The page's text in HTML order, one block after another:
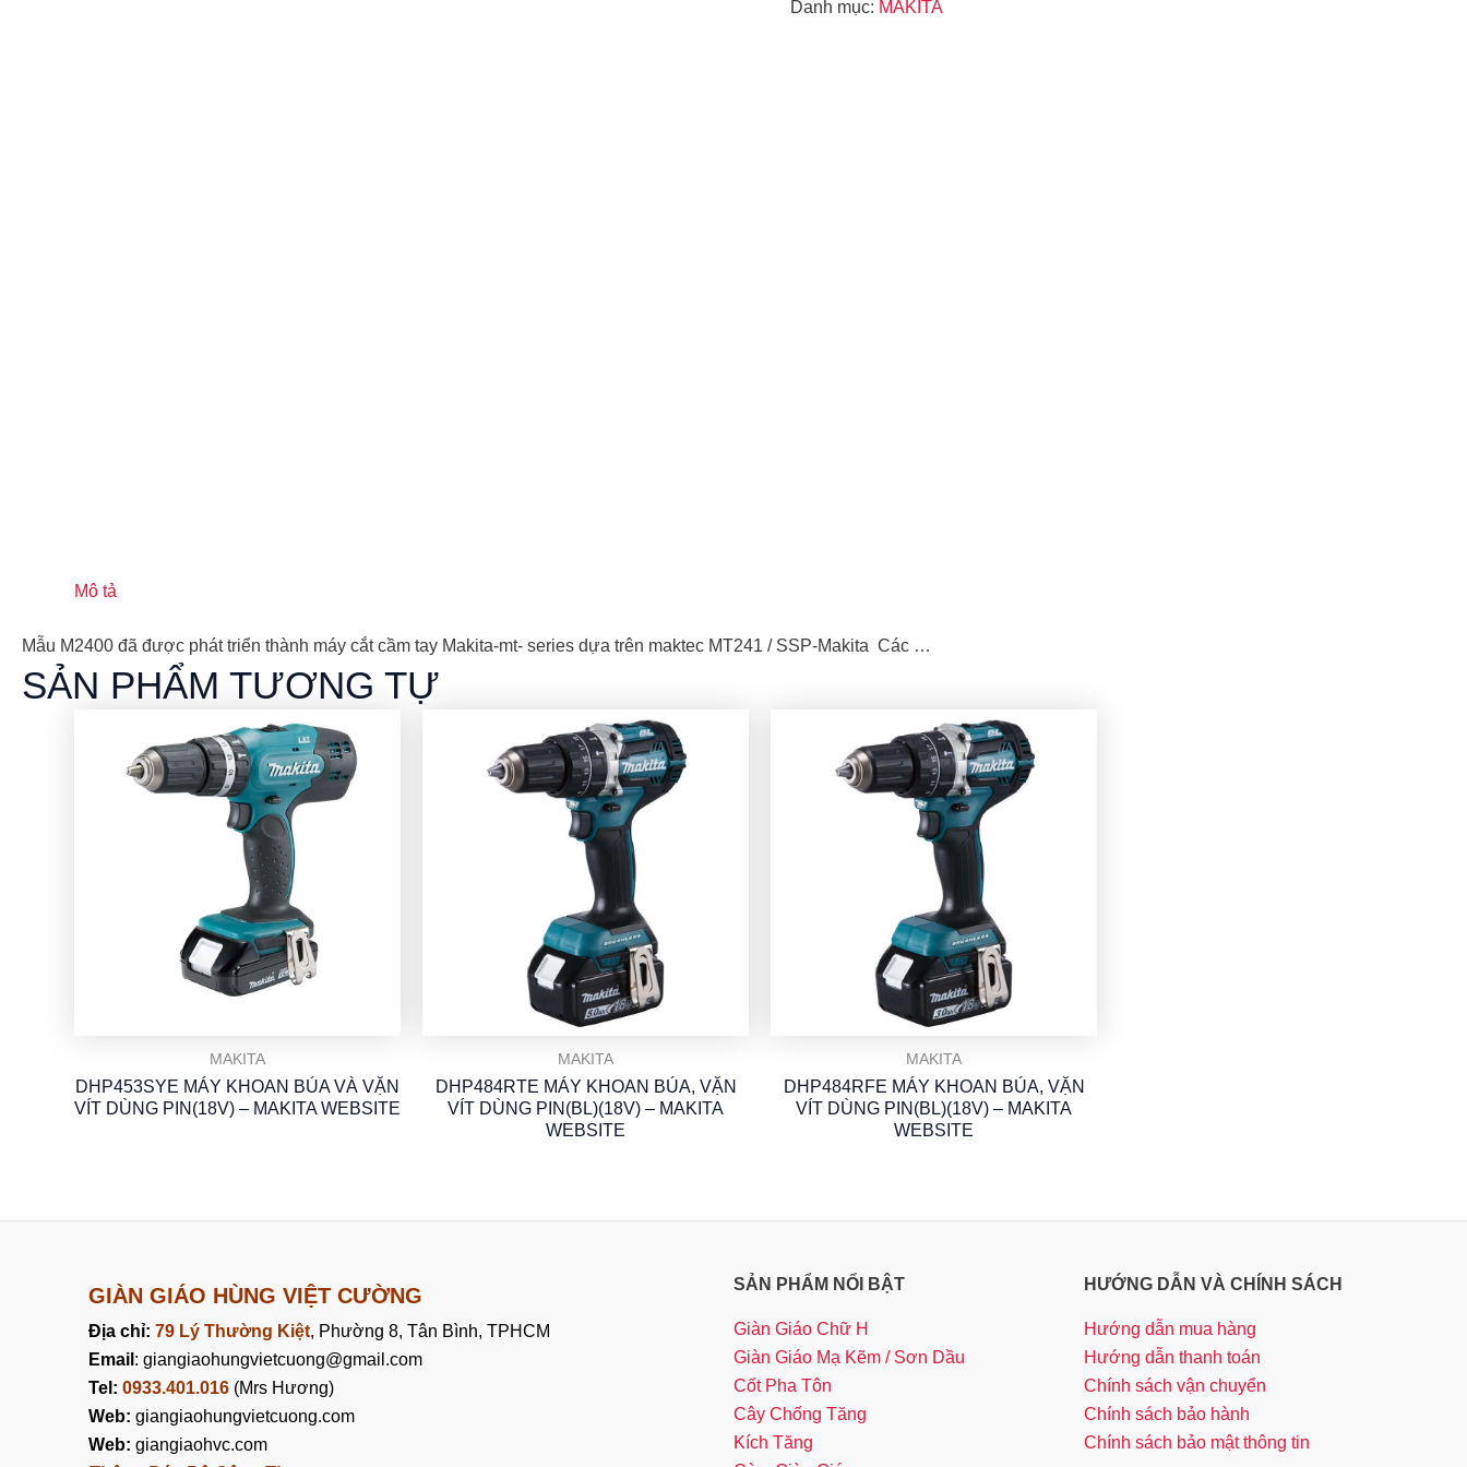
Danh mục: MAKITA
Mô tả
Mẫu M2400 đã được phát triển thành máy cắt cầm tay Makita-mt- series dựa trên maktec MT241 / SSP-Makita Các …
SẢN PHẨM TƯƠNG TỰ
MAKITA
DHP453SYE MÁY KHOAN BÚA VÀ VẶN
VÍT DÙNG PIN(18V) – MAKITA WEBSITE
MAKITA
DHP484RTE MÁY KHOAN BÚA, VẶN
VÍT DÙNG PIN(BL)(18V) – MAKITA
WEBSITE
MAKITA
DHP484RFE MÁY KHOAN BÚA, VẶN
VÍT DÙNG PIN(BL)(18V) – MAKITA
WEBSITE
GIÀN GIÁO HÙNG VIỆT CƯỜNG
Địa chỉ: 79 Lý Thường Kiệt, Phường 8, Tân Bình, TPHCM
Email : giangiaohungvietcuong@gmail.com
Tel: 0933.401.016(Mrs Hương)
Web: giangiaohungvietcuong.com
Web: giangiaohvc.com
SẢN PHẨM NỔI BẬT
Giàn Giáo Chữ H
Giàn Giáo Mạ Kẽm / Sơn Dầu
Cốt Pha Tôn
Cây Chống Tăng
Kích Tăng
HƯỚNG DẪN VÀ CHÍNH SÁCH
Hướng dẫn mua hàng
Hướng dẫn thanh toán
Chính sách vận chuyển
Chính sách bảo hành
Chính sách bảo mật thông tin